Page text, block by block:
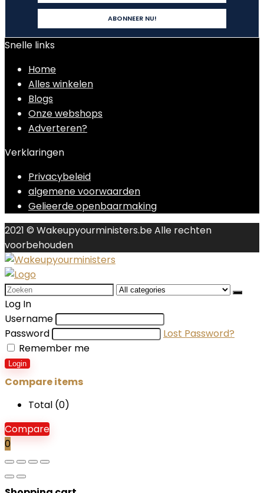
Snelle links
Home
Alles winkelen
Blogs
Onze webshops
Adverteren?
Verklaringen
Privacybeleid
algemene voorwaarden
Gelieerde openbaarmaking
2021 © Wakeupyourministers.be Alle rechten
voorbehouden
Search
for:
Log In
Username
Password
Lost Password?
Remember me
Login
Compare items
Total (0)
Compare
0